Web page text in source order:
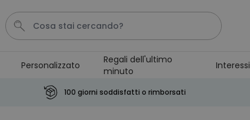
Telo Mare
Personalizzato
Regali dell'ultimo
minuto
Interessi
100 giorni soddisfatti o rimborsati